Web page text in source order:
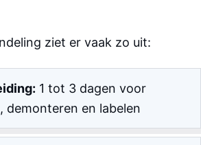
ziet er vaak zo uit:
1 tot 3 dagen voor
demonteren en labelen